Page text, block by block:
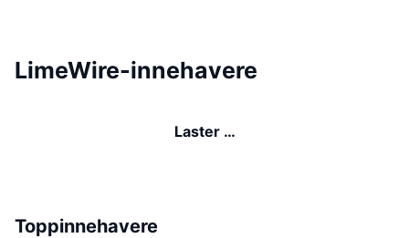
LimeWire-innehavere
Laster …
Toppinnehavere